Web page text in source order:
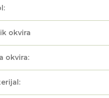
okvira
okvira: